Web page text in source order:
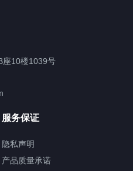
座10楼1039号
服务保证
隐私声明
产品质量承诺